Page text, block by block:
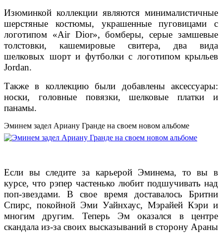
Изюминкой коллекции являются минималистичные
шерстяные костюмы, украшенные пуговицами с
логотипом «Air Dior», бомберы, серые замшевые
толстовки, кашемировые свитера, два вида
шелковых шорт и футболки с логотипом крыльев
Jordan.
Также в коллекцию были добавлены аксессуары:
носки, головные повязки, шелковые платки и
панамы.
Эминем задел Ариану Гранде на своем новом альбоме
Если вы следите за карьерой Эминема, то вы в
курсе, что рэпер частенько любит подшучивать над
поп-звездами. В свое время доставалось Бритни
Спирс, покойной Эми Уайнхаус, Мэрайей Кэри и
многим другим. Теперь Эм оказался в центре
скандала из-за своих высказываний в сторону Араны